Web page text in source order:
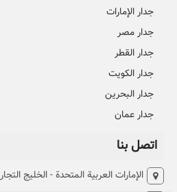
جدار الإمارات
جدار مصر
جدار القطر
جدار الكويت
جدار البحرين
جدار عمان
اتصل بنا
الإمارات العربية المتحدة - الخليج